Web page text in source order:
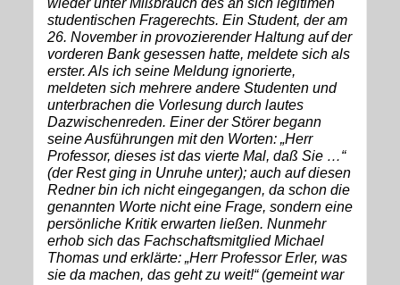
studentischen Fragerechts. Ein Student, der am
26. November in provozierender Haltung auf der
vorderen Bank gesessen hatte, meldete sich als
erster. Als ich seine Meldung ignorierte,
meldeten sich mehrere andere Studenten und
unterbrachen die Vorlesung durch lautes
Dazwischenreden. Einer der Störer begann
seine Ausführungen mit den Worten: „Herr
Professor, dieses ist das vierte Mal, daß Sie …“
(der Rest ging in Unruhe unter); auch auf diesen
Redner bin ich nicht eingegangen, da schon die
genannten Worte nicht eine Frage, sondern eine
persönliche Kritik erwarten ließen. Nunmehr
erhob sich das Fachschaftsmitglied Michael
Thomas und erklärte: „Herr Professor Erler, was
sie da machen, das geht zu weit!“ (gemeint war